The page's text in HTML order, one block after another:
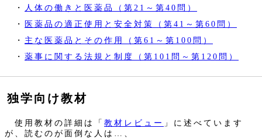
・
人体の働きと医薬品（第21～第40問）
・
医薬品の適正使用と安全対策（第41～第60問）
・ 主な医薬品とその作用（第61～第100問）
・ 薬事に関する法規と制度（第101問～第120問）
独学向け教材
使用教材の詳細は「 教材レビュー 」に述べています
が、読むのが面倒な人は…、